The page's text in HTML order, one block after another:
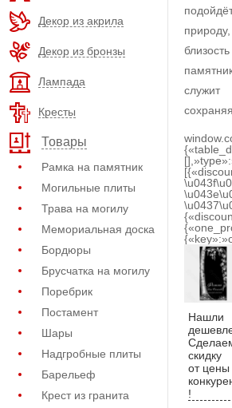
Декор из акрила
Декор из бронзы
Лампада
Кресты
Товары
Рамка на памятник
Могильные плиты
Трава на могилу
Мемориальная доска
Бордюры
Брусчатка на могилу
Поребрик
Постамент
Шары
Надгробные плиты
Барельеф
Крест из гранита
Нашли
скидку
от цены
!